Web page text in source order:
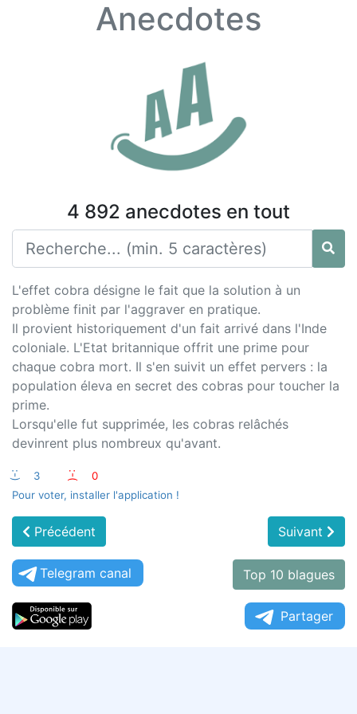
Anecdotes
4 892 anecdotes en tout
L'effet cobra désigne le fait que la solution à un
problème finit par l'aggraver en pratique.
Il provient historiquement d'un fait arrivé dans l'Inde
coloniale. L'Etat britannique offrit une prime pour
chaque cobra mort. Il s'en suivit un effet pervers : la
population éleva en secret des cobras pour toucher la
prime.
Lorsqu'elle fut supprimée, les cobras relâchés
devinrent plus nombreux qu'avant.
:-) 3 :-(
0
Pour voter, installer l'application !
Précédent Suivant
Telegram canal Top 10 blagues
Partager